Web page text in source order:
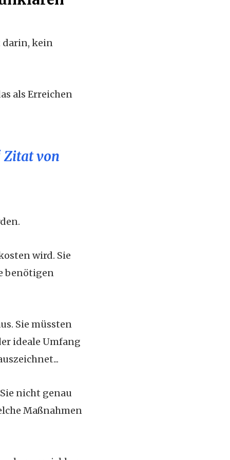
darin, kein
als Erreichen
Zitat von
wird. Sie
benötigen
Sie müssten
ideale Umfang
nicht genau
Maßnahmen